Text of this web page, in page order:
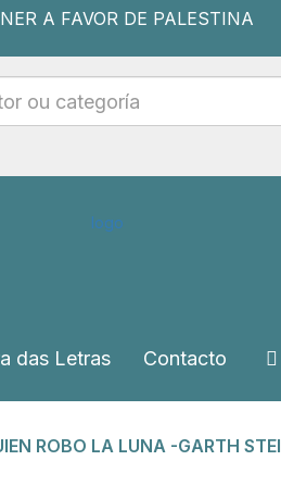
das Letras Contacto
ROBO LA LUNA -GARTH